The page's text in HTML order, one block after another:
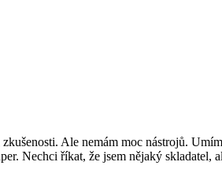
Ale nemám moc nástrojů.
Nechci říkat, že jsem nějaký skladatel,